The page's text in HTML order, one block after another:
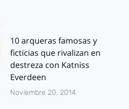
10 arqueras famosas y
ficticias que rivalizan en
destreza con Katniss
Everdeen
Noviembre 20, 2014